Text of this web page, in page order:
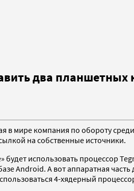
два планшетных
в мире компания по обороту
на собственные источники.
будет использовать процессор
Android. А вот аппаратная
4-хядерный